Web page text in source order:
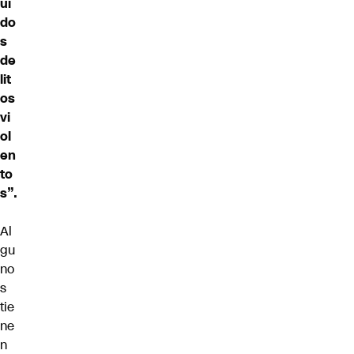
do
s
de
lit
os
vi
ol
en
to
s”.
Al
gu
no
s
tie
ne
n